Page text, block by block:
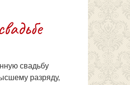
свадьбу
разряду,